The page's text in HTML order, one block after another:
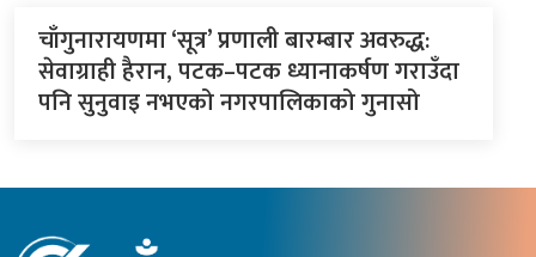
चाँगुनारायणमा ‘सूत्र’ प्रणाली बारम्बार अवरुद्ध:
सेवाग्राही हैरान, पटक–पटक ध्यानाकर्षण गराउँदा
पनि सुनुवाइ नभएको नगरपालिकाको गुनासो